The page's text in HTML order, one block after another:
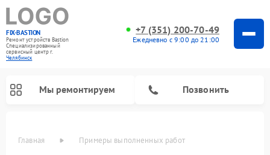
FIX-BASTION
Ремонт устройств Bastion
Специализированный
cервисный центр г.
Челябинск
+7 (351) 200-70-49
Ежедневно с 9:00 до 21:00
Мы ремонтируем Позвонить
Главная Примеры выполненных работ